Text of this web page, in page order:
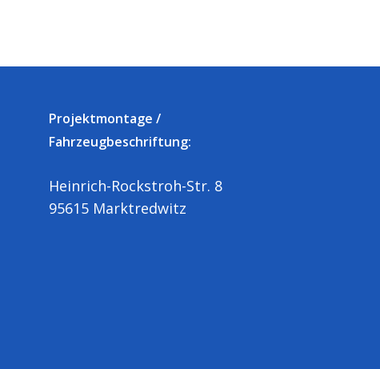
Projektmontage /
Fahrzeugbeschriftung:
Heinrich-Rockstroh-Str. 8
95615 Marktredwitz